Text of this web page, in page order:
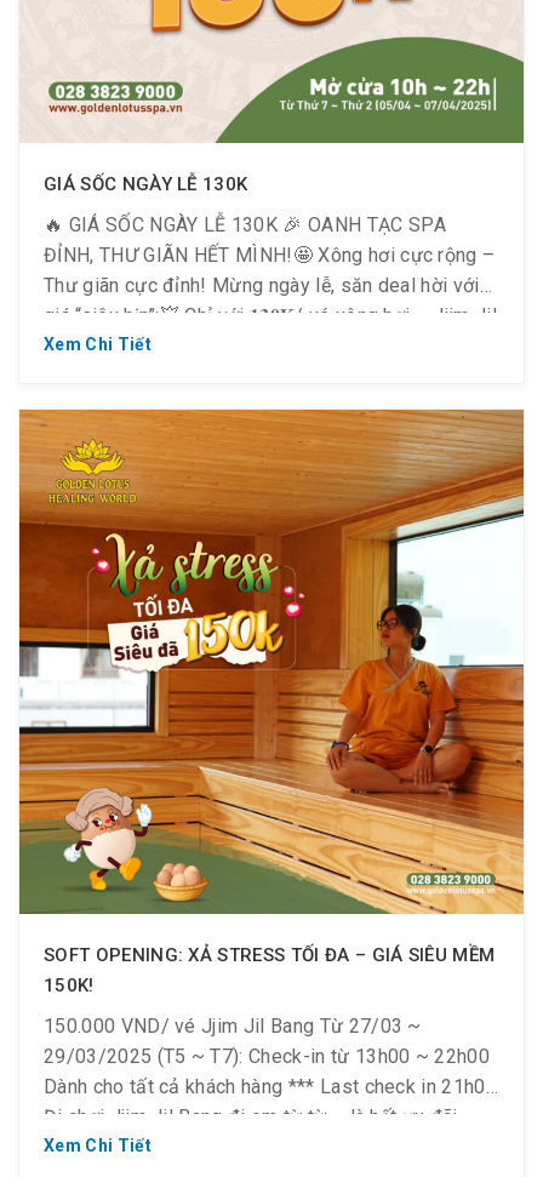
GIÁ SỐC NGÀY LỄ 130K
🔥 GIÁ SỐC NGÀY LỄ 130K 🎉 OANH TẠC SPA
ĐỈNH, THƯ GIÃN HẾT MÌNH!🤩 Xông hơi cực rộng –
Thư giãn cực đỉnh! Mừng ngày lễ, săn deal hời với
giá “siêu hịn”:💥 Chỉ với 𝟏𝟑𝟎𝐊/ vé xông hơi – Jjim Jil
Bang⏳ Thời gian ưu đãi: Từ 𝟎𝟓/𝟎𝟒 – 𝟎𝟕/𝟎𝟒/𝟐𝟎𝟐𝟓
Xem Chi Tiết
SOFT OPENING: XẢ STRESS TỐI ĐA – GIÁ SIÊU MỀM
150K!
150.000 VND/ vé Jjim Jil Bang Từ 27/03 ~
29/03/2025 (T5 ~ T7): Check-in từ 13h00 ~ 22h00
Dành cho tất cả khách hàng *** Last check in 21h00
Đi chơi Jjim Jil Bang đi em từ từ … là hết ưu đãi
150K mất từ từ … là thèm phòng xông hơi thơm
Xem Chi Tiết